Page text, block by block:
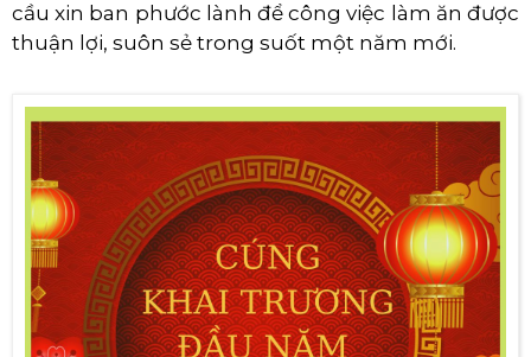
cầu xin ban phước lành để công việc làm ăn được
thuận lợi, suôn sẻ trong suốt một năm mới.